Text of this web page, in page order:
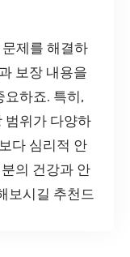
제를 해결하
보장 내용을
요하죠. 특히,
범위가 다양하
다 심리적 안
의 건강과 안
보시길 추천드